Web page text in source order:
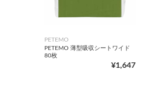
PETEMO
PETEMO 薄型吸収シートワイド
80枚
¥1,647